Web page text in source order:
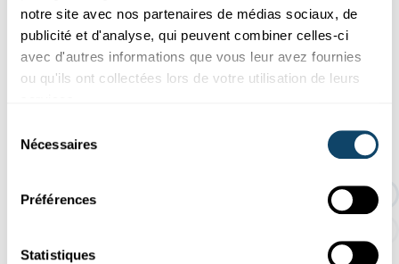
notre site avec nos partenaires de médias sociaux, de
publicité et d'analyse, qui peuvent combiner celles-ci
avec d'autres informations que vous leur avez fournies
ou qu'ils ont collectées lors de votre utilisation de leurs
Nécessaires
Préférences
Statistiques
A few highlights from Episode 5